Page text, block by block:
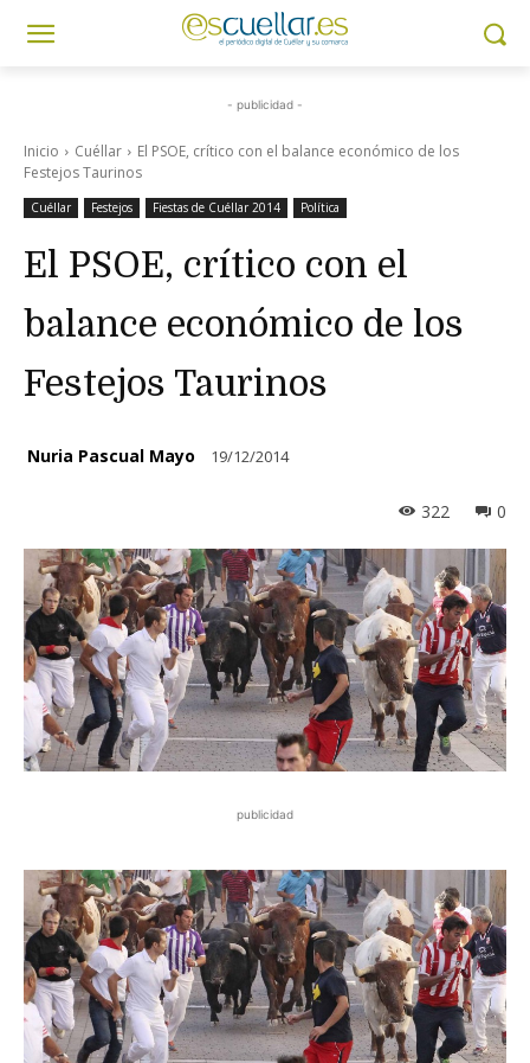
- publicidad -
Inicio Cuéllar
El PSOE, crítico con el balance económico de los
Festejos Taurinos
Cuéllar Festejos Fiestas de Cuéllar 2014 Política
El PSOE, crítico con el
balance económico de los
Festejos Taurinos
Nuria Pascual Mayo 19/12/2014
0
322
publicidad